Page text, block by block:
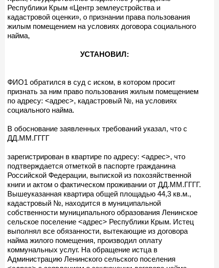
Республики Крым «Центр землеустройства и
кадастровой оценки», о признании права пользования
жилым помещением на условиях договора социального
найма,
УСТАНОВИЛ:
ФИО1 обратился в суд с иском, в котором просит
признать за ним право пользования жилым помещением
по адресу: <адрес>, кадастровый №, на условиях
социального найма.
В обоснование заявленных требований указал, что с
ДД.ММ.ГГГГ
зарегистрирован в квартире по адресу: <адрес>, что
подтверждается отметкой в паспорте гражданина
Российской Федерации, выпиской из похозяйственной
книги и актом о фактическом проживании от ДД.ММ.ГГГГ.
Вышеуказанная квартира общей площадью 44,3 кв.м.,
кадастровый №, находится в муниципальной
собственности муниципального образования Ленинское
сельское поселение <адрес> Республики Крым. Истец
выполнял все обязанности, вытекающие из договора
найма жилого помещения, производил оплату
коммунальных услуг. На обращение истца в
Администрацию Ленинского сельского поселения